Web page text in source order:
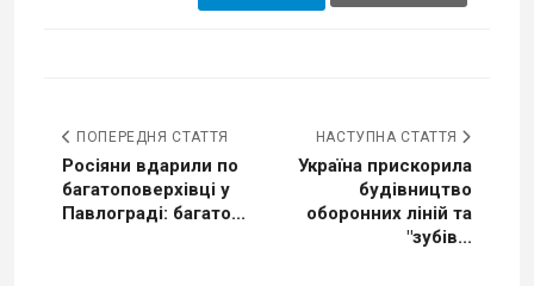
ПОПЕРЕДНЯ СТАТТЯ
Росіяни вдарили по
багатоповерхівці у
Павлограді: багато...
НАСТУПНА СТАТТЯ
Україна прискорила
будівництво
оборонних ліній та
"зубів...